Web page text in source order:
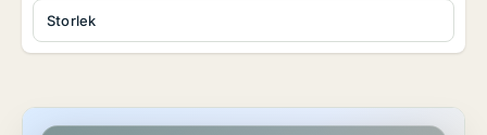
Storlek
Lokaler i Leonding, Oberösterreich